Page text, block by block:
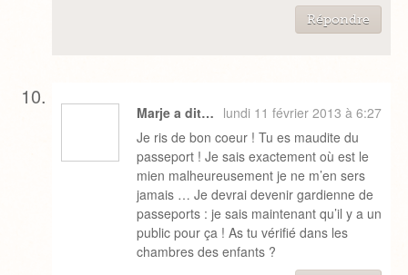
Répondre
Marje a dit… lundi 11 février 2013 à 6:27
Je ris de bon coeur ! Tu es maudite du
passeport ! Je sais exactement où est le
mien malheureusement je ne m’en sers
jamais … Je devrai devenir gardienne de
passeports : je sais maintenant qu’il y a un
public pour ça ! As tu vérifié dans les
chambres des enfants ?